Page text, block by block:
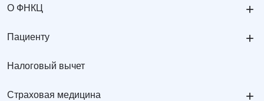
О ФНКЦ +
Пациенту +
Налоговый вычет
Страховая медицина +